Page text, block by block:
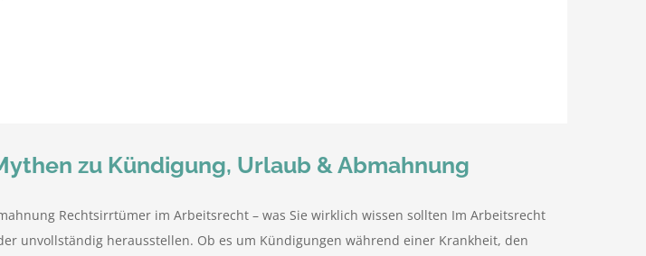
zu Kündigung, Urlaub & Abmahnung
Rechtsirrtümer im Arbeitsrecht – was Sie wirklich wissen sollten Im Arbeitsrecht
unvollständig herausstellen. Ob es um Kündigungen während einer Krankheit, den